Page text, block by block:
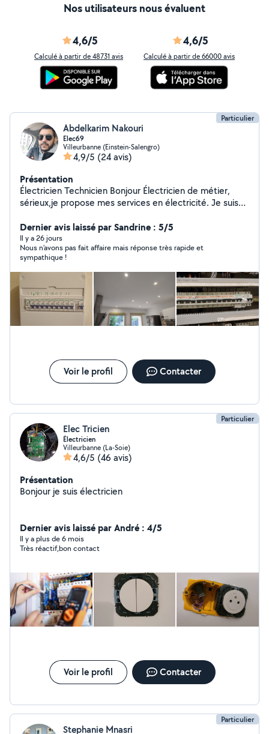
Nos utilisateurs nous évaluent
4,6/5
Calculé à partir de 48731 avis
4,6/5
Calculé à partir de 66000 avis
Particulier
Abdelkarim Nakouri
Elec69
Villeurbanne (Einstein-Salengro)
4,9/5 (24 avis)
Présentation
Électricien Technicien Bonjour Électricien de métier,
sérieux,je propose mes services en électricité. Je suis
dans le domaine : Installation électrique au norme,
dépannage de tous types électriques, tirage de câbles,
installation tableau électrique, création point lumineux,
installation de tous types de caméras de surveillance,
installation d'interphone, clavier a code immeuble ou
domestique, branchement électroménager et
installation TV mise en fonctionnement tous types TV
Android connectée etc . Je suis disponible n'hésitez pas
à me contacter DEVIS GRATUIT
Dernier avis laissé par Sandrine : 5/5
Il y a 26 jours
Nous n’avons pas fait affaire mais réponse très rapide et
sympathique !
Voir le profil Contacter
Particulier
Elec Tricien
Électricien
Villeurbanne (La-Soie)
4,6/5 (46 avis)
Présentation
Bonjour je suis électricien
Dernier avis laissé par André : 4/5
Il y a plus de 6 mois
Très réactif,bon contact
Voir le profil Contacter
Particulier
Stephanie Mnasri